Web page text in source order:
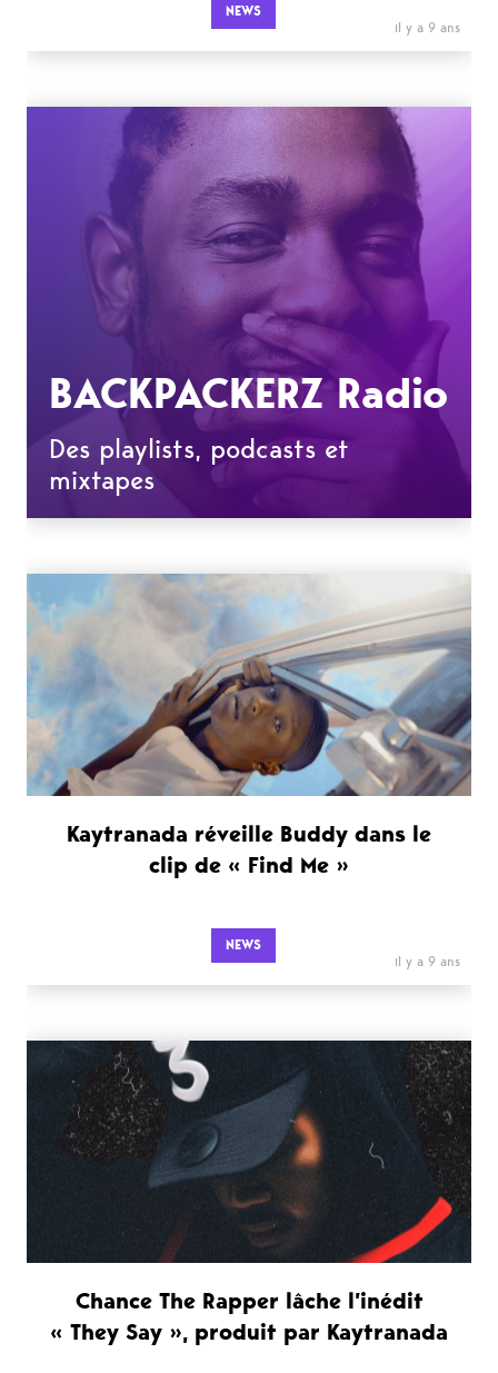
NEWS
il y a 9 ans
BACKPACKERZ Radio
Des playlists, podcasts et
mixtapes
Kaytranada réveille Buddy dans le
clip de « Find Me »
NEWS
il y a 9 ans
Chance The Rapper lâche l’inédit
« They Say », produit par Kaytranada